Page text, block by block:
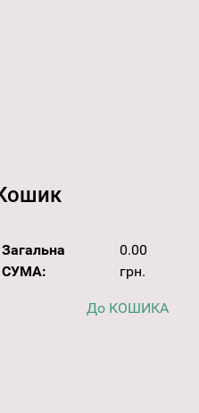
Загальна
СУМА:
0.00
грн.
До КОШИКА